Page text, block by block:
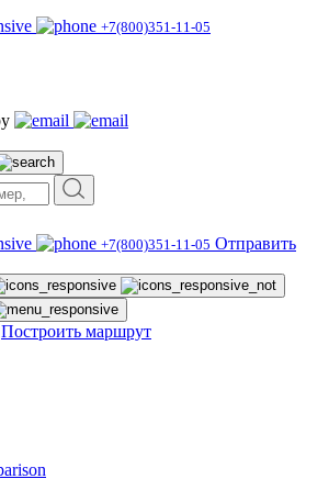
+7(800)351-11-05
+7(800)351-11-05 Отправить
Построить маршрут